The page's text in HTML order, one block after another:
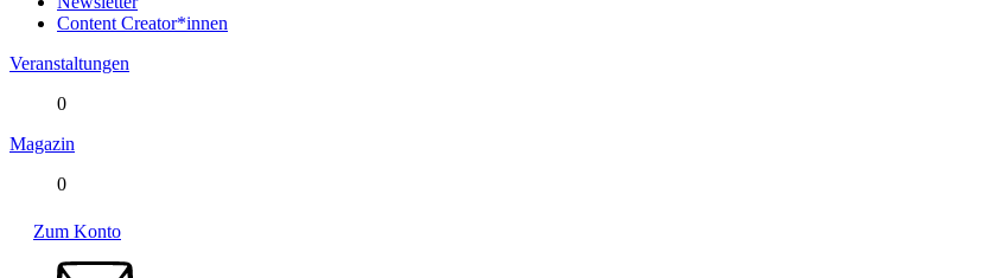
Content Creator*innen
Veranstaltungen
0
Magazin
0
Zum Konto